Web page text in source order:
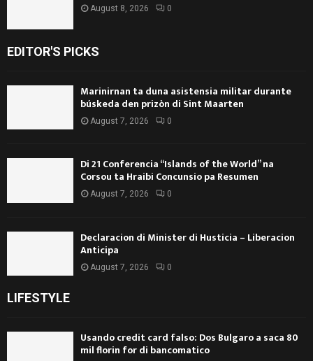
August 8, 2026 0
EDITOR'S PICKS
Marinirnan ta duna asistensia militar durante
búskeda den prizòn di Sint Maarten
August 7, 2026 0
Di 21 Conferencia “Islands of the World” na
Corsou ta Hraibi Concunsio pa Resumen
August 7, 2026 0
Declaracion di Minister di Husticia – Liberacion
Anticipa
August 7, 2026 0
LIFESTYLE
Usando credit card falso: Dos Bulgaro a saca 80
mil florin for di bancomatico